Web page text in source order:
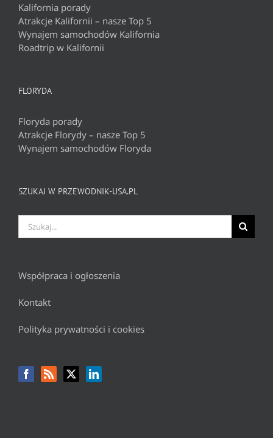
Kalifornia porady
Atrakcje Kalifornii – nasze Top 5
Wynajem samochodów Kalifornia
Roadtrip w Kalifornii
FLORYDA
Floryda porady
Atrakcje Florydy – nasze Top 5
Wynajem samochodów Floryda
SZUKAJ W PRZEWODNIK-USA.PL
Szukaj
Współpraca i ogłoszenia
Kontakt
Polityka prywatności i cookies